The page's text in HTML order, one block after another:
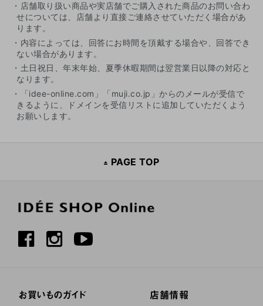
・店舗取り扱い商品や実店舗でご購入された商品のお問い合わ
せについては、店舗より直接ご連絡させていただく場合があ
ります。
・内容によっては、回答にお時間を頂戴する場合や、回答でき
ない場合があります。
・土日祝日、年末年始、夏季休暇期間は翌営業日以降の対応と
なります。
・「idee-online.com」「muji.co.jp」からのメールが受信で
きるように、ドメインを受信リストに追加していただくよう
お願いします。
PAGE TOP
お買いものガイド 店舗情報